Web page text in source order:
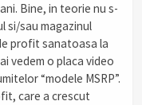
Bine, in teorie nu s-
si/sau magazinul
profit sanatoasa la
vedem o placa video
“modele MSRP”.
care a crescut